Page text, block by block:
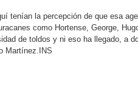
tenían la percepción de que esa
como Hortense, George,
de toldos y ni eso ha llegado, a
Martínez.INS